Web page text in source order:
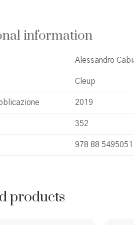
information
Alessandro
Cleup
2019
352
978 88 5495051
products